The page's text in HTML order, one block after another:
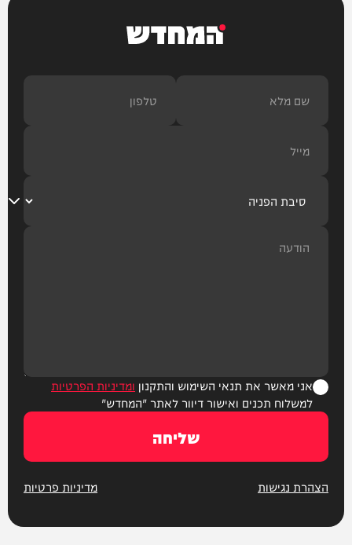
המחדש
אני מאשר את תנאי השימוש והתקנון ומדיניות הפרטיות
למשלוח תכנים ואישור דיוור לאתר "המחדש"
שליחה
הצהרת נגישות מדיניות פרטיות